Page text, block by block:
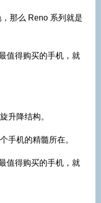
那么 Reno 系列就是
升降结构。
手机的精髓所在。